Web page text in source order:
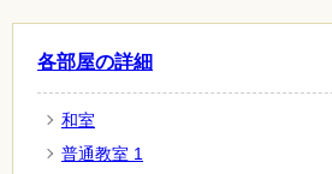
各部屋の詳細
和室
普通教室 1